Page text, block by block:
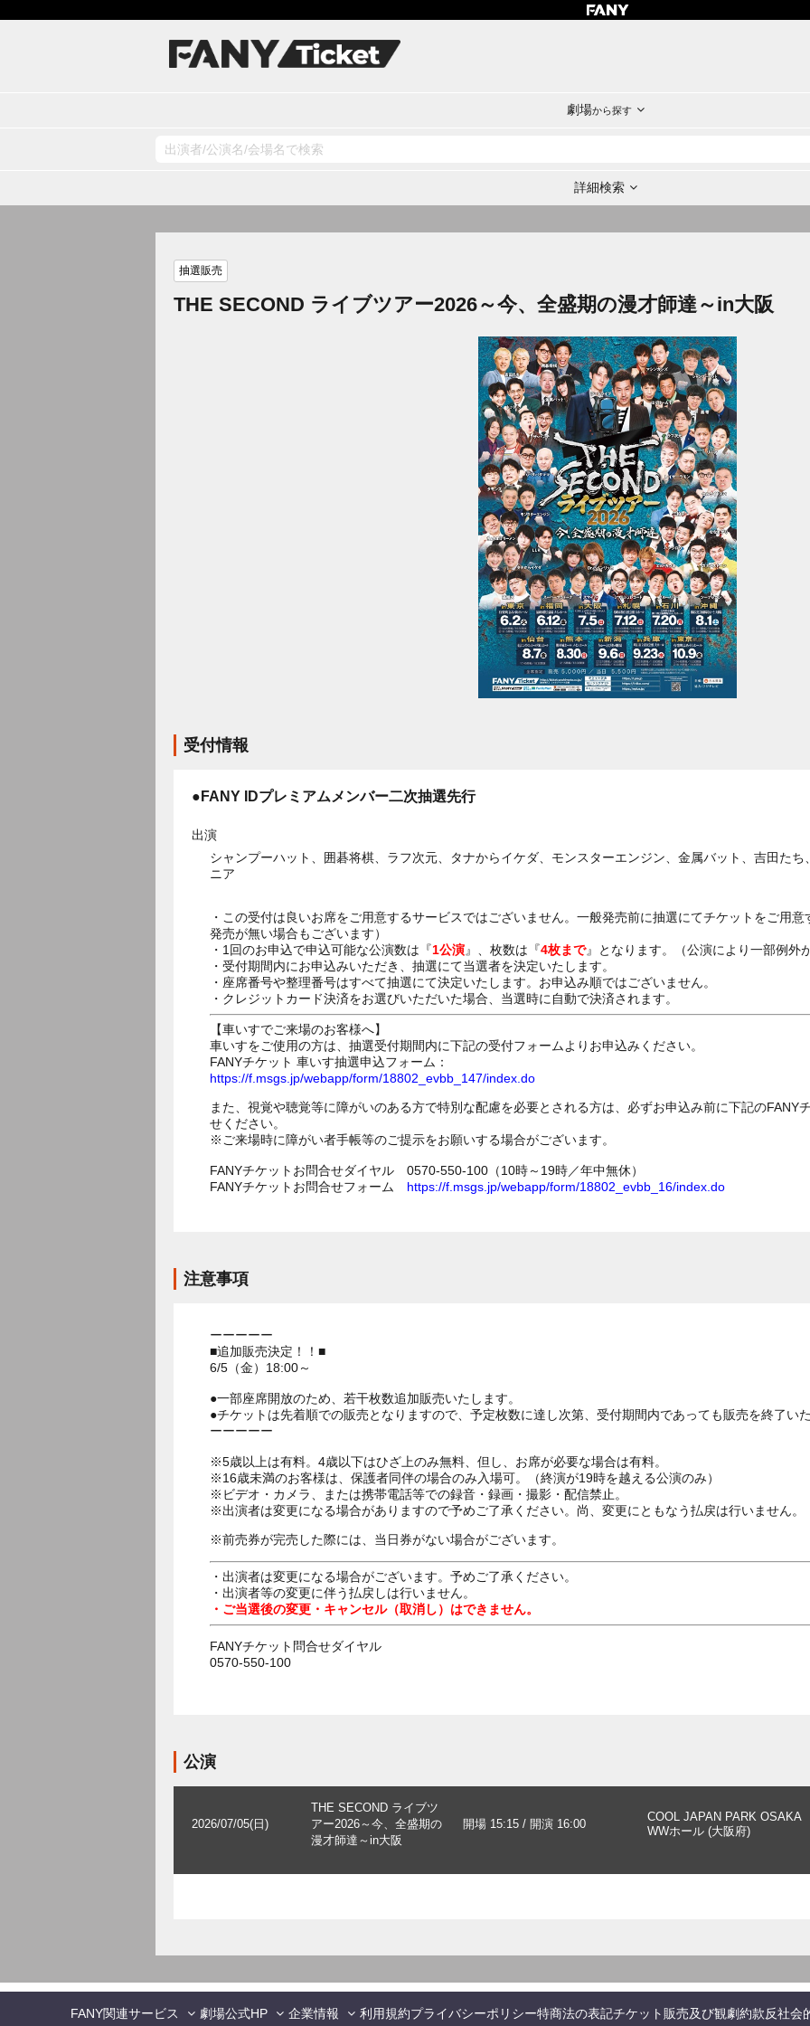
劇場から探す
詳細検索
抽選販売
THE SECOND ライブツアー2026～今、全盛期の漫才師達～in大阪
受付情報
●FANY IDプレミアムメンバー二次抽選先行
出演
シャンプーハット、囲碁将棋、ラフ次元、タナからイケダ、モンスターエンジン、金属バット、吉田た
ニア
・この受付は良いお席をご用意するサービスではございません。一般発売前に抽選にてチケットをご用
発売が無い場合もございます）
・1回のお申込で申込可能な公演数は『1公演』、枚数は『4枚まで』となります。（公演により一部例外
・受付期間内にお申込みいただき、抽選にて当選者を決定いたします。
・座席番号や整理番号はすべて抽選にて決定いたします。お申込み順ではございません。
・クレジットカード決済をお選びいただいた場合、当選時に自動で決済されます。
【車いすでご来場のお客様へ】
車いすをご使用の方は、抽選受付期間内に下記の受付フォームよりお申込みください。
FANYチケット 車いす抽選申込フォーム：
https://f.msgs.jp/webapp/form/18802_evbb_147/index.do
また、視覚や聴覚等に障がいのある方で特別な配慮を必要とされる方は、必ずお申込み前に下記のFANY
せください。
※ご来場時に障がい者手帳等のご提示をお願いする場合がございます。
FANYチケットお問合せダイヤル 0570-550-100（10時～19時／年中無休）
FANYチケットお問合せフォーム https://f.msgs.jp/webapp/form/18802_evbb_16/index.do
注意事項
ーーーーー
■追加販売決定！！■
6/5（金）18:00～
●一部座席開放のため、若干枚数追加販売いたします。
●チケットは先着順での販売となりますので、予定枚数に達し次第、受付期間内であっても販売を終了いた
ーーーーー
※5歳以上は有料。4歳以下はひざ上のみ無料、但し、お席が必要な場合は有料。
※16歳未満のお客様は、保護者同伴の場合のみ入場可。（終演が19時を越える公演のみ）
※ビデオ・カメラ、または携帯電話等での録音・録画・撮影・配信禁止。
※出演者は変更になる場合がありますので予めご了承ください。尚、変更にともなう払戻は行いません。
※前売券が完売した際には、当日券がない場合がございます。
・出演者は変更になる場合がございます。予めご了承ください。
・出演者等の変更に伴う払戻しは行いません。
・ご当選後の変更・キャンセル（取消し）はできません。
FANYチケット問合せダイヤル
0570-550-100
公演
2026/07/05(日)
THE SECOND ライブツ
アー2026～今、全盛期の
漫才師達～in大阪
開場 15:15 / 開演 16:00
COOL JAPAN PARK OSAKA
WWホール (大阪府)
FANY関連サービス 劇場公式HP 企業情報 利用規約プライバシーポリシー特商法の表記チケット販売及び観劇約款反社会